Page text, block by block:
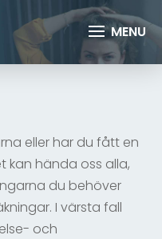
eller har du fått en
kan hända oss alla,
du behöver
I värsta fall
och